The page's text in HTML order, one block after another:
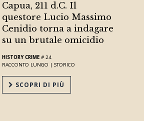
Capua, 211 d.C. Il
questore Lucio Massimo
Cenidio torna a indagare
su un brutale omicidio
HISTORY CRIME # 24
RACCONTO LUNGO | STORICO
SCOPRI DI PIÙ